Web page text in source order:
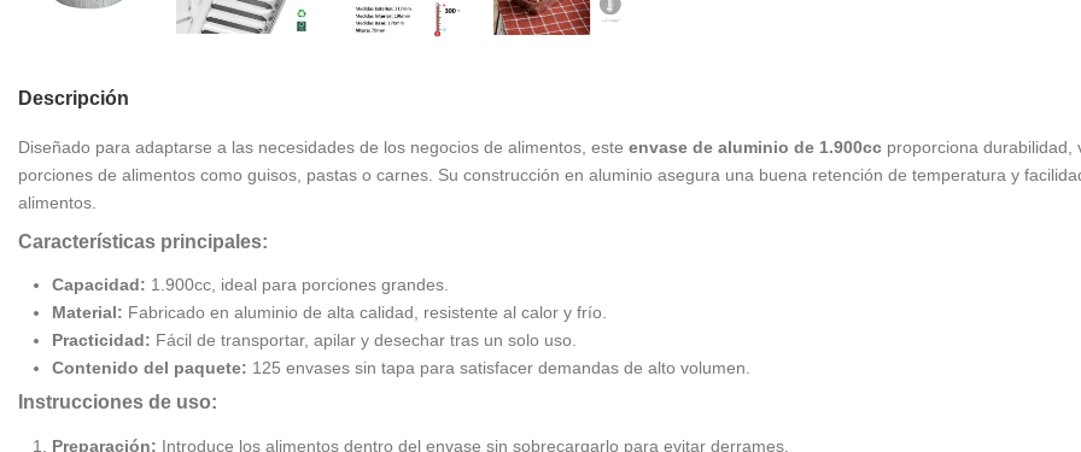
Descripción
Diseñado para adaptarse a las necesidades de los negocios de alimentos, este envase de aluminio de 1.900cc proporciona durabilidad,
porciones de alimentos como guisos, pastas o carnes. Su construcción en aluminio asegura una buena retención de temperatura y
alimentos.
Características principales:
Capacidad: 1.900cc, ideal para porciones grandes.
Material: Fabricado en aluminio de alta calidad, resistente al calor y frío.
Practicidad: Fácil de transportar, apilar y desechar tras un solo uso.
Contenido del paquete: 125 envases sin tapa para satisfacer demandas de alto volumen.
Instrucciones de uso:
Preparación: Introduce los alimentos dentro del envase sin sobrecargarlo para evitar derrames.